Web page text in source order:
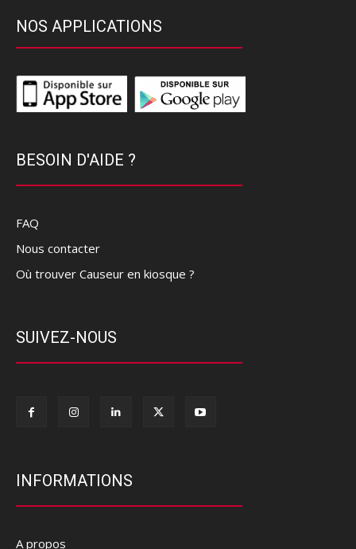
NOS APPLICATIONS
BESOIN D'AIDE ?
FAQ
Nous contacter
Où trouver Causeur en kiosque ?
SUIVEZ-NOUS
INFORMATIONS
A propos